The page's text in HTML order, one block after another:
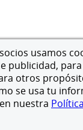
usamos
publicidad,
otros
se usa tu
nuestra